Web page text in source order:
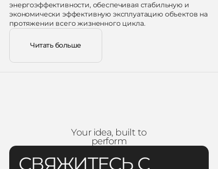
энергоэффективности, обеспечивая стабильную и
экономически эффективную эксплуатацию объектов на
протяжении всего жизненного цикла.
Wellness, SPA и бассейны
для отелей
восстановительные пространства, интегрированные в
инфраструктуру гостиниц различного класса.
Комплексный подход включает создание концепции,
разработку проектной документации, подбор
технологических решений и оборудования,
Читать больше
Your idea, built to
perform
СВЯЖИТЕСЬ С